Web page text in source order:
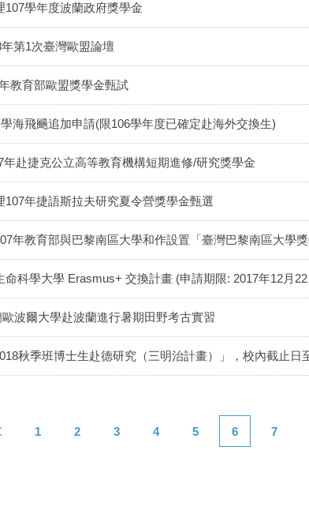
107學年度波蘭政府獎學金
第1次臺灣歐盟論壇
教育部歐盟獎學金甄試
海飛颺追加申請(限106學年度已確定赴海外交換生)
年赴捷克公立高等教育機構短期進修/研究獎學金
107年捷語斯拉夫研究夏令營獎學金甄選
年教育部與巴黎南區大學和作設置「臺灣巴黎南區大學
命科學大學 Erasmus+ 交換計畫 (申請期限: 2017年12月
波爾大學赴波蘭進行暑期田野考古實習
秋季班博士生赴德研究（三明治計畫）」，校內截止日
1 2 3 4 5 6 7